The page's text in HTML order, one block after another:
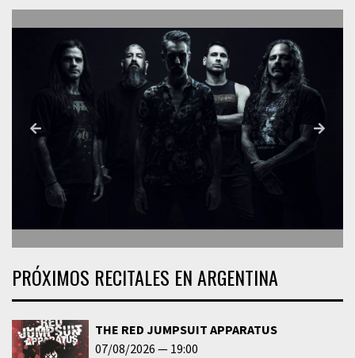
PRÓXIMOS RECITALES EN ARGENTINA
THE RED JUMPSUIT APPARATUS
07/08/2026
19:00